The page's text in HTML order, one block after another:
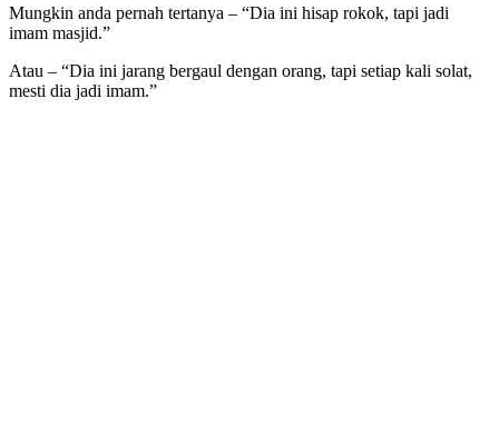
Mungkin anda pernah tertanya – “Dia ini hisap rokok, tapi jadi
imam masjid.”
Atau – “Dia ini jarang bergaul dengan orang, tapi setiap kali solat,
mesti dia jadi imam.”